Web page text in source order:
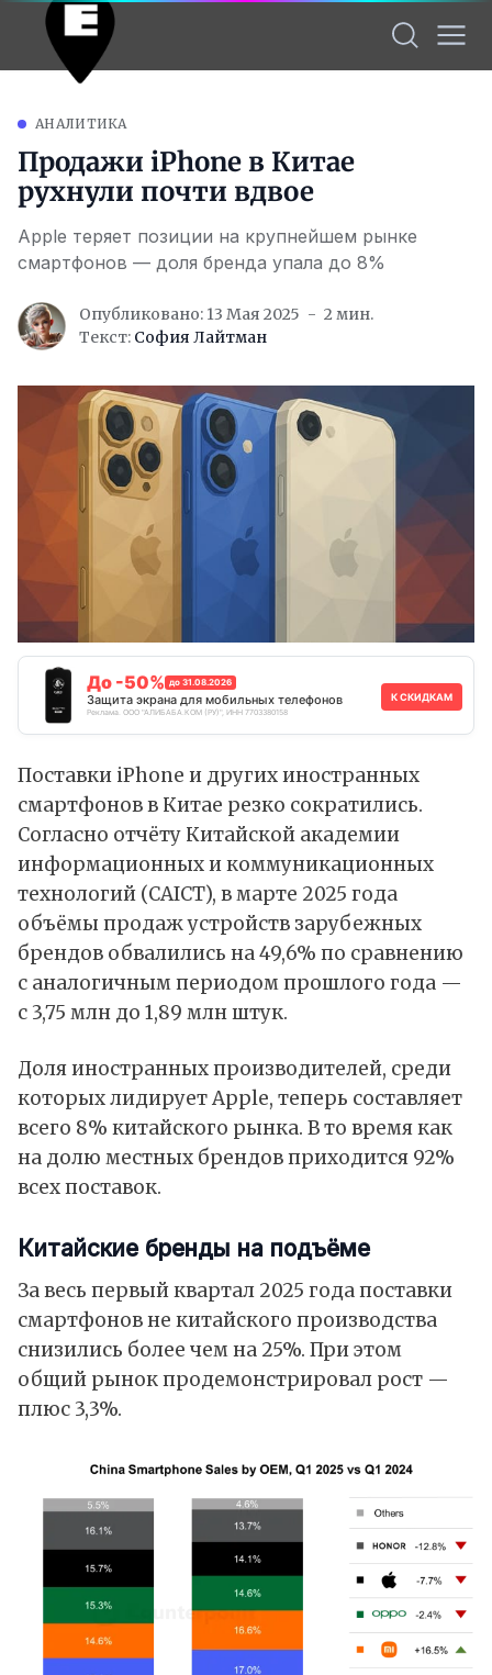
АНАЛИТИКА
Продажи iPhone в Китае
рухнули почти вдвое
Apple теряет позиции на крупнейшем рынке
смартфонов — доля бренда упала до 8%
Опубликовано: 13 Мая 2025
2 мин.
Текст: София Лайтман
До -50% до 31.08.2026
Защита экрана для мобильных телефонов
Реклама. ООО "АЛИБАБА.КОМ (РУ)", ИНН 7703380158
К СКИДКАМ
Поставки iPhone и других иностранных
смартфонов в Китае резко сократились.
Согласно отчёту Китайской академии
информационных и коммуникационных
технологий (CAICT), в марте 2025 года
объёмы продаж устройств зарубежных
брендов обвалились на 49,6% по сравнению
с аналогичным периодом прошлого года —
с 3,75 млн до 1,89 млн штук.
Доля иностранных производителей, среди
которых лидируетApple, теперь составляет
всего 8% китайского рынка. В то время как
на долю местных брендов приходится 92%
всех поставок.
Китайские бренды на подъёме
За весь первый квартал 2025 года поставки
смартфонов не китайского производства
снизились более чем на 25%. При этом
общий рынок продемонстрировал рост —
плюс 3,3%.